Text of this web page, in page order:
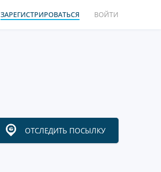
ЗАРЕГИСТРИРОВАТЬСЯ ВОЙТИ
ОТСЛЕДИТЬ ПОСЫЛКУ